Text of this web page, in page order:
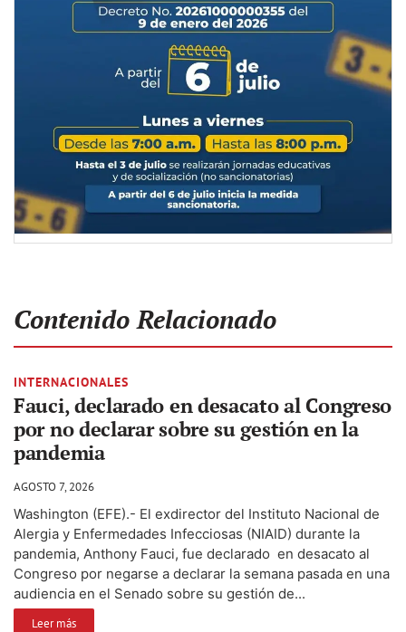
Contenido Relacionado
INTERNACIONALES
Fauci, declarado en desacato al Congreso
por no declarar sobre su gestión en la
pandemia
AGOSTO 7, 2026
Washington (EFE).- El exdirector del Instituto Nacional de
Alergia y Enfermedades Infecciosas (NIAID) durante la
pandemia, Anthony Fauci, fue declarado en desacato al
Congreso por negarse a declarar la semana pasada en una
audiencia en el Senado sobre su gestión de...
Leer más